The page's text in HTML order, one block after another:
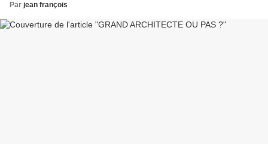
Par jean françois